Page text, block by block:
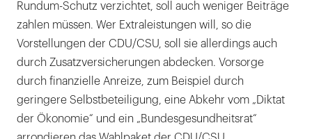
Rundum-Schutz verzichtet, soll auch weniger Beiträge
zahlen müssen. Wer Extraleistungen will, so die
Vorstellungen der CDU/CSU, soll sie allerdings auch
durch Zusatzversicherungen abdecken. Vorsorge
durch finanzielle Anreize, zum Beispiel durch
geringere Selbstbeteiligung, eine Abkehr vom „Diktat
der Ökonomie“ und ein „Bundesgesundheitsrat“